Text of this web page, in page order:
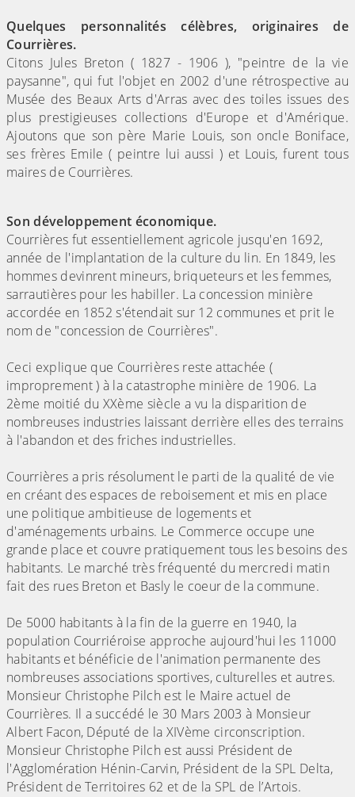
Quelques personnalités célèbres, originaires de
Courrières.
Citons Jules Breton ( 1827 - 1906 ), "peintre de la vie
paysanne", qui fut l'objet en 2002 d'une rétrospective au
Musée des Beaux Arts d'Arras avec des toiles issues des
plus prestigieuses collections d'Europe et d'Amérique.
Ajoutons que son père Marie Louis, son oncle Boniface,
ses frères Emile ( peintre lui aussi ) et Louis, furent tous
maires de Courrières.
Son développement économique.
Courrières fut essentiellement agricole jusqu'en 1692,
année de l'implantation de la culture du lin. En 1849, les
hommes devinrent mineurs, briqueteurs et les femmes,
sarrautières pour les habiller. La concession minière
accordée en 1852 s'étendait sur 12 communes et prit le
nom de "concession de Courrières".
Ceci explique que Courrières reste attachée (
improprement ) à la catastrophe minière de 1906. La
2ème moitié du XXème siècle a vu la disparition de
nombreuses industries laissant derrière elles des terrains
à l'abandon et des friches industrielles.
Courrières a pris résolument le parti de la qualité de vie
en créant des espaces de reboisement et mis en place
une politique ambitieuse de logements et
d'aménagements urbains. Le Commerce occupe une
grande place et couvre pratiquement tous les besoins des
habitants. Le marché très fréquenté du mercredi matin
fait des rues Breton et Basly le coeur de la commune.
De 5000 habitants à la fin de la guerre en 1940, la
population Courriéroise approche aujourd'hui les 11000
habitants et bénéficie de l'animation permanente des
nombreuses associations sportives, culturelles et autres.
Monsieur Christophe Pilch est le Maire actuel de
Courrières. Il a succédé le 30 Mars 2003 à Monsieur
Albert Facon, Député de la XIVème circonscription.
Monsieur Christophe Pilch est aussi Président de
l'Agglomération Hénin-Carvin, Président de la SPL Delta,
Président de Territoires 62 et de la SPL de l’Artois.